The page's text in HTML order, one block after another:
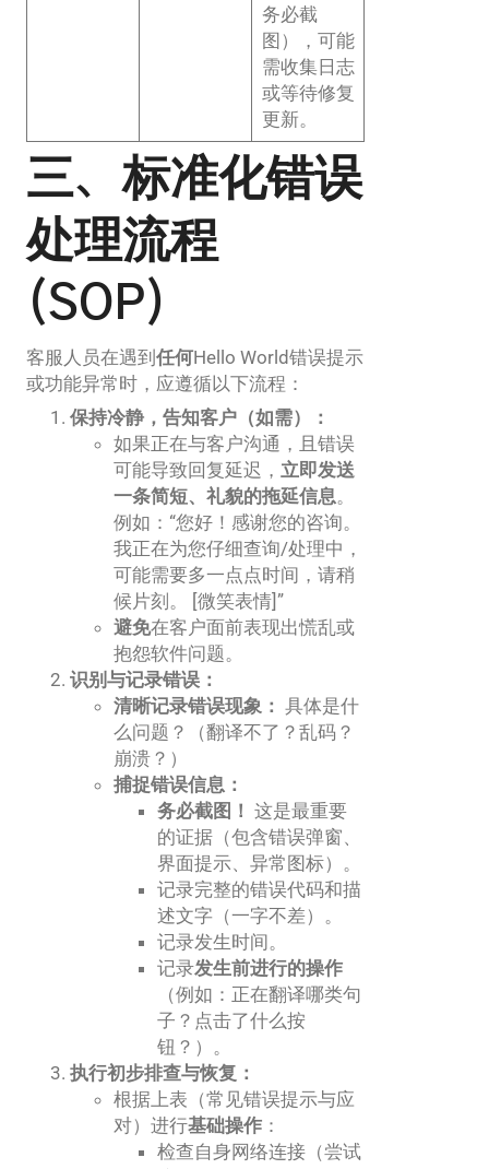
务必截
图），可能
需收集日志
或等待修复
更新。
三、标准化错误
处理流程
(SOP)
客服人员在遇到任何Hello World错误提示
或功能异常时，应遵循以下流程：
保持冷静，告知客户（如需）：
如果正在与客户沟通，且错误
可能导致回复延迟， 立即发送
一条简短、礼貌的拖延信息。
例如：“您好！感谢您的咨询。
我正在为您仔细查询/处理中，
可能需要多一点点时间，请稍
候片刻。 [微笑表情]”
避免在客户面前表现出慌乱或
抱怨软件问题。
识别与记录错误：
清晰记录错误现象： 具体是什
么问题？（翻译不了？乱码？
崩溃？）
捕捉错误信息：
务必截图！ 这是最重要
的证据（包含错误弹窗、
界面提示、异常图标）。
记录完整的错误代码和描
述文字（一字不差）。
记录发生时间。
记录发生前进行的操作
（例如：正在翻译哪类句
子？点击了什么按
钮？）。
执行初步排查与恢复：
根据上表（常见错误提示与应
对）进行基础操作 ：
检查自身网络连接（尝试